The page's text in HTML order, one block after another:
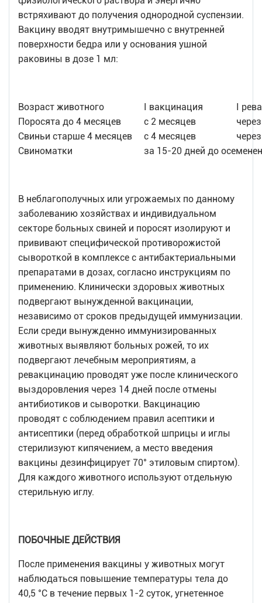
встряхивают до получения однородной суспензии.
Вакцину вводят внутримышечно с внутренней
поверхности бедра или у основания ушной
раковины в дозе 1 мл:
Возраст животного I вакцинация
I
Поросята до 4 месяцев
с 2 месяцев
Свиньи старше 4 месяцев
с 4 месяцев
Свиноматки
за 15-20 дней до
В неблагополучных или угрожаемых по данному
заболеванию хозяйствах и индивидуальном
секторе больных свиней и поросят изолируют и
прививают специфической противорожистой
сывороткой в комплексе с антибактериальными
препаратами в дозах, согласно инструкциям по
применению. Клинически здоровых животных
подвергают вынужденной вакцинации,
независимо от сроков предыдущей иммунизации.
Если среди вынужденно иммунизированных
животных выявляют больных рожей, то их
подвергают лечебным мероприятиям, а
ревакцинацию проводят уже после клинического
выздоровления через 14 дней после отмены
антибиотиков и сыворотки. Вакцинацию
проводят с соблюдением правил асептики и
антисептики (перед обработкой шприцы и иглы
стерилизуют кипячением, а место введения
вакцины дезинфицирует 70° этиловым спиртом).
Для каждого животного используют отдельную
стерильную иглу.
ПОБОЧНЫЕ ДЕЙСТВИЯ
После применения вакцины у животных могут
наблюдаться повышение температуры тела до
40,5 °С в течение первых 1-2 суток, угнетенное